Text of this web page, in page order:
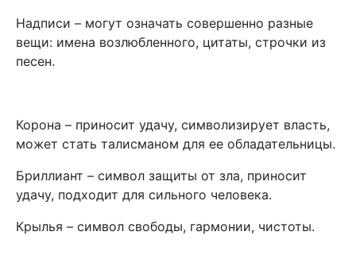
Надписи – могут означать совершенно разные
вещи: имена возлюбленного, цитаты, строчки из
песен.
Корона – приносит удачу, символизирует власть,
может стать талисманом для ее обладательницы.
Бриллиант – символ защиты от зла, приносит
удачу, подходит для сильного человека.
Крылья – символ свободы, гармонии, чистоты.